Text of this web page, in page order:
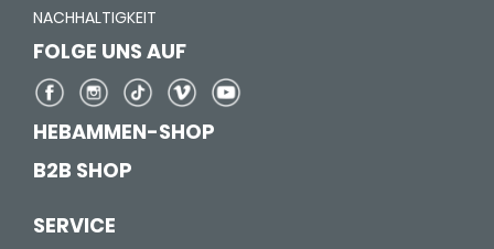
NACHHALTIGKEIT
FOLGE UNS AUF
HEBAMMEN-SHOP
B2B SHOP
SERVICE